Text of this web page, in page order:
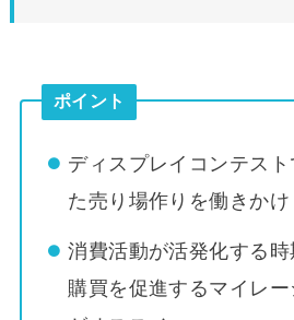
ポイント
ディスプレイコンテス
た売り場作りを働きかけ
消費活動が活発化する
購買を促進するマイレ